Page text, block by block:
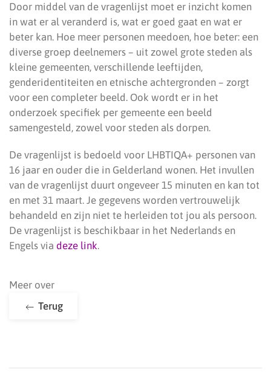
Door middel van de vragenlijst moet er inzicht komen
in wat er al veranderd is, wat er goed gaat en wat er
beter kan. Hoe meer personen meedoen, hoe beter: een
diverse groep deelnemers – uit zowel grote steden als
kleine gemeenten, verschillende leeftijden,
genderidentiteiten en etnische achtergronden – zorgt
voor een completer beeld. Ook wordt er in het
onderzoek specifiek per gemeente een beeld
samengesteld, zowel voor steden als dorpen.
De vragenlijst is bedoeld voor LHBTIQA+ personen van
16 jaar en ouder die in Gelderland wonen. Het invullen
van de vragenlijst duurt ongeveer 15 minuten en kan tot
en met 31 maart. Je gegevens worden vertrouwelijk
behandeld en zijn niet te herleiden tot jou als persoon.
De vragenlijst is beschikbaar in het Nederlands en
Engels via deze link.
Meer over
Terug